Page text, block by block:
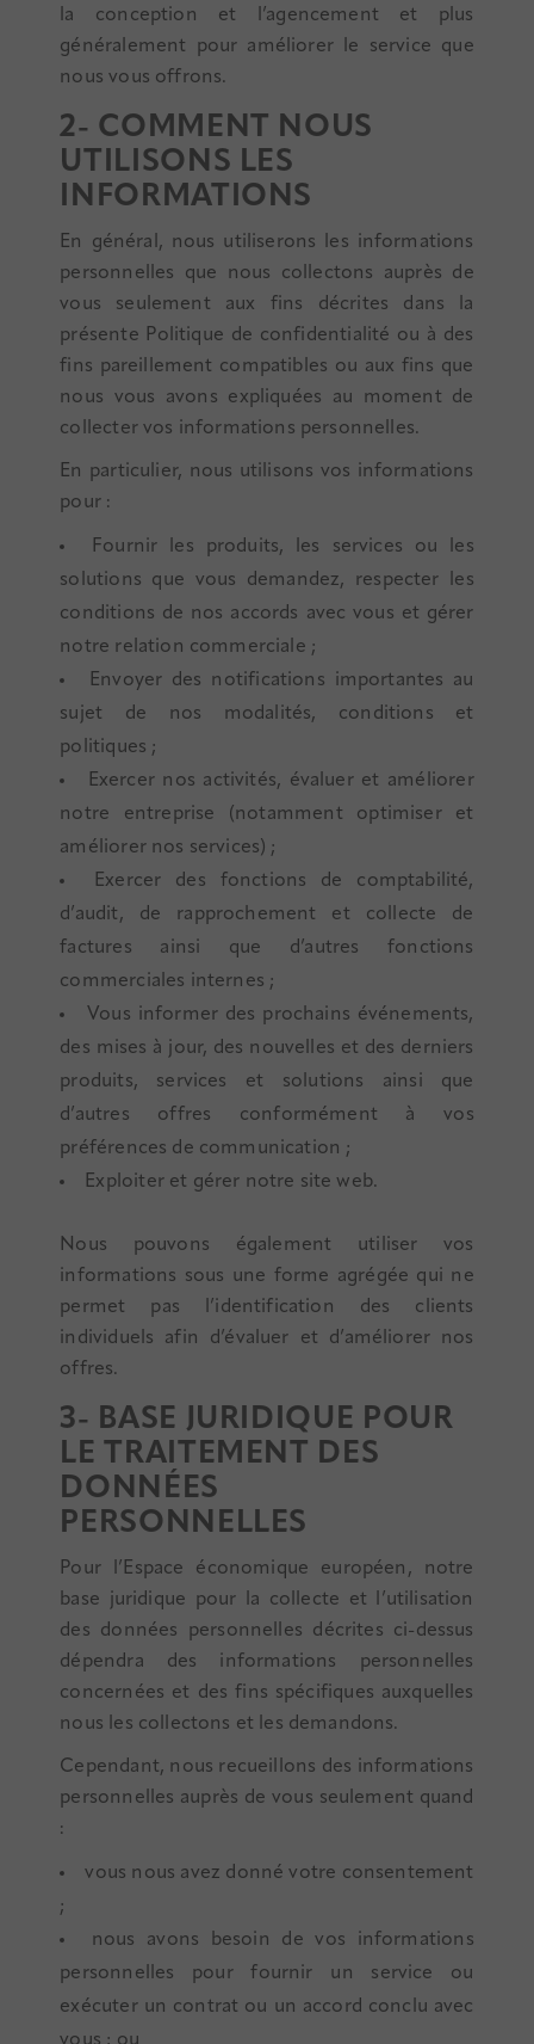
la conception et l’agencement et plus
généralement pour améliorer le service que
nous vous offrons.
2- COMMENT NOUS
UTILISONS LES
INFORMATIONS
En général, nous utiliserons les informations
personnelles que nous collectons auprès de
vous seulement aux fins décrites dans la
présente Politique de confidentialité ou à des
fins pareillement compatibles ou aux fins que
nous vous avons expliquées au moment de
collecter vos informations personnelles.
En particulier, nous utilisons vos informations
pour :
Fournir les produits, les services ou les
solutions que vous demandez, respecter les
conditions de nos accords avec vous et gérer
notre relation commerciale ;
Envoyer des notifications importantes au
sujet de nos modalités, conditions et
politiques ;
Exercer nos activités, évaluer et améliorer
notre entreprise (notamment optimiser et
améliorer nos services) ;
Exercer des fonctions de comptabilité,
d’audit, de rapprochement et collecte de
factures ainsi que d’autres fonctions
commerciales internes ;
Vous informer des prochains événements,
des mises à jour, des nouvelles et des derniers
produits, services et solutions ainsi que
d’autres offres conformément à vos
préférences de communication ;
Exploiter et gérer notre site web.
Nous pouvons également utiliser vos
informations sous une forme agrégée qui ne
permet pas l’identification des clients
individuels afin d’évaluer et d’améliorer nos
offres.
3- BASE JURIDIQUE POUR
LE TRAITEMENT DES
DONNÉES
PERSONNELLES
Pour l’Espace économique européen, notre
base juridique pour la collecte et l’utilisation
des données personnelles décrites ci-dessus
dépendra des informations personnelles
concernées et des fins spécifiques auxquelles
nous les collectons et les demandons.
Cependant, nous recueillons des informations
personnelles auprès de vous seulement quand
:
vous nous avez donné votre consentement
;
nous avons besoin de vos informations
personnelles pour fournir un service ou
exécuter un contrat ou un accord conclu avec
vous ; ou